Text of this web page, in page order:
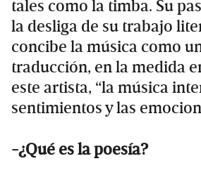
tales como la timba. Su
la desliga de su trabajo
concibe la música como
traducción, en la medida
este artista, “la música
sentimientos y las
-¿Qué es la poesía?